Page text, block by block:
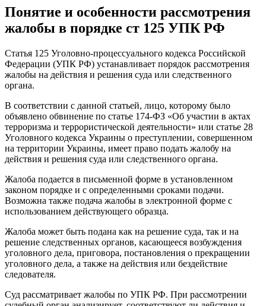
Понятие и особенности рассмотрения
жалобы в порядке ст 125 УПК РФ
Статья 125 Уголовно-процессуального кодекса Российской
Федерации (УПК РФ) устанавливает порядок рассмотрения
жалобы на действия и решения суда или следственного
органа.
В соответствии с данной статьей, лицо, которому было
объявлено обвинение по статье 174-ФЗ «Об участии в актах
терроризма и террористической деятельности» или статье 28
Уголовного кодекса Украины о преступлении, совершенном
на территории Украины, имеет право подать жалобу на
действия и решения суда или следственного органа.
Жалоба подается в письменной форме в установленном
законом порядке и с определенными сроками подачи.
Возможна также подача жалобы в электронной форме с
использованием действующего образца.
Жалоба может быть подана как на решение суда, так и на
решение следственных органов, касающееся возбуждения
уголовного дела, приговора, постановления о прекращении
уголовного дела, а также на действия или бездействие
следователя.
Суд рассматривает жалобы по УПК РФ. При рассмотрении